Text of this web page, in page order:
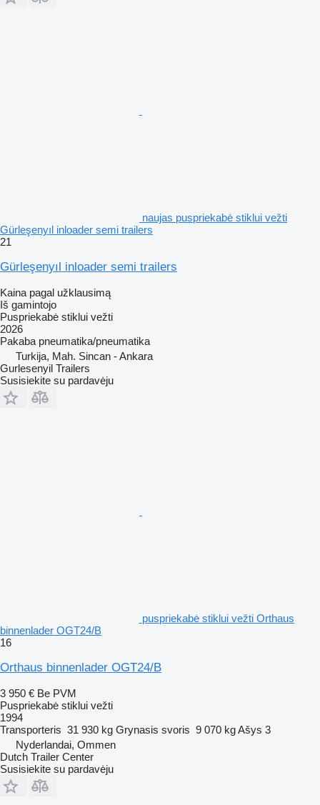
naujas puspriekabė stiklui vežti
Gürleşenyıl inloader semi trailers
21
Gürleşenyıl inloader semi trailers
Kaina pagal užklausimą
Iš gamintojo
Puspriekabė stiklui vežti
2026
Pakaba pneumatika/pneumatika
Turkija, Mah. Sincan - Ankara
Gurlesenyil Trailers
Susisiekite su pardavėju
puspriekabė stiklui vežti Orthaus
binnenlader OGT24/B
16
Orthaus binnenlader OGT24/B
3 950 € Be PVM
Puspriekabė stiklui vežti
1994
Transporteris 31 930 kg Grynasis svoris 9 070 kgAšys 3
Nyderlandai, Ommen
Dutch Trailer Center
Susisiekite su pardavėju